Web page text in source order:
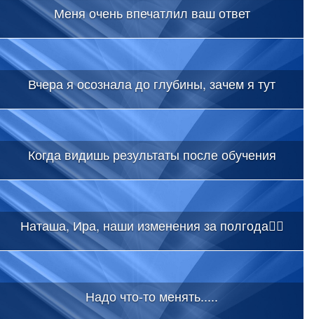
Меня очень впечатлил ваш ответ
Вчера я осознала до глубины, зачем я тут
Когда видишь результаты после обучения
Наташа, Ира, наши изменения за полгода👇🏻
Надо что-то менять.....